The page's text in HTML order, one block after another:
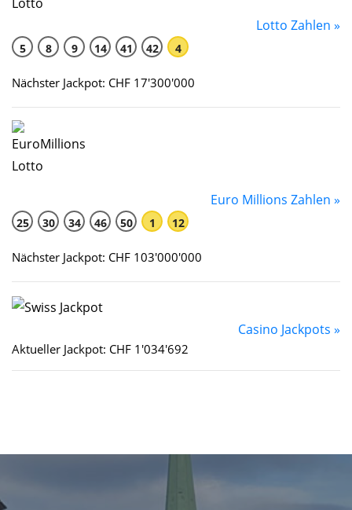
Lotto Zahlen »
5 8 9 14 41 42 4
Nächster Jackpot: CHF 17'300'000
Euro Millions Zahlen »
25 30 34 46 50 1 12
Nächster Jackpot: CHF 103'000'000
Casino Jackpots »
Aktueller Jackpot: CHF 1'034'692